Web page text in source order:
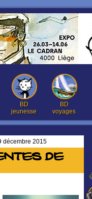
BD
jeunesse
BD
voyages
décembre 2015
de